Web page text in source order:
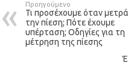
Προηγούμενο
Τι προσέχουμε όταν
την πίεση; Πότε έχουμε
υπέρταση; Οδηγίες για τη
μέτρηση της πίεσης